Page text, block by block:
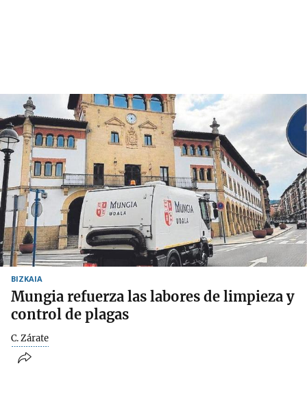
BIZKAIA
Mungia refuerza las labores de limpieza y
control de plagas
C. Zárate